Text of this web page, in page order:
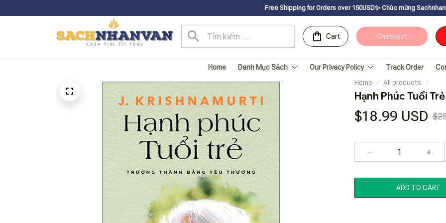
Free Shipping for Orders over 150USDㅤ✨ Chúc mừng Sachnhanvan.com đã có
Cart Checkout
Home Danh Mục Sách Our Privacy Policy Track Order
Home
All products
Hạnh Phúc Tuổi
$18.99 USD
ADD TO CART